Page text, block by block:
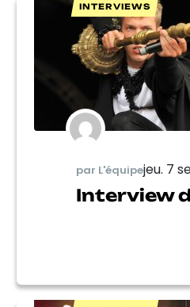
INTERVIEWS
par L'équipejeu. 7
Interview